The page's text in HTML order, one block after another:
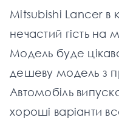
Mitsubishi Lancer в
нечастий гість на
Модель буде
дешеву модель з
Автомобіль
хороші варіанти